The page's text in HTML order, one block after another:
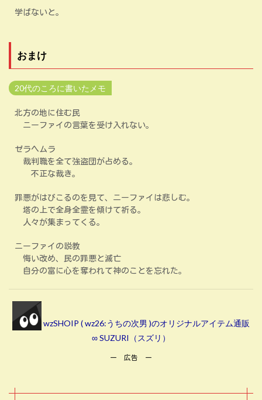
学ばないと。
おまけ
20代のころに書いたメモ
北方の地に住む民
ニーファイの言葉を受け入れない。
ゼラヘムラ
裁判職を全て強盗団が占める。
不正な裁き。
罪悪がはびこるのを見て、ニーファイは悲しむ。
塔の上で全身全霊を傾けて祈る。
人々が集まってくる。
ニーファイの説教
悔い改め、民の罪悪と滅亡
自分の富に心を奪われて神のことを忘れた。
wzSHOIP ( wz26:うちの次男 )のオリジナルアイテム通販
∞ SUZURI（スズリ）
ー 広告 ー